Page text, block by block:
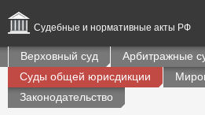
Судебные и нормативные акты РФ
Верховный суд
Арбитражные
Суды общей юрисдикции
Законодательство